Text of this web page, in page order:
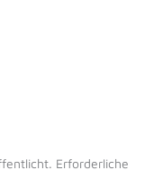
Erforderliche